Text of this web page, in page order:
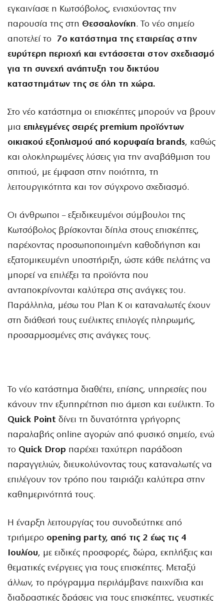
εγκαινίασε η Κωτσόβολος, ενισχύοντας την
παρουσία της στη Θεσσαλονίκη. Το νέο σημείο
αποτελεί το
7ο κατάστημα της εταιρείας στην
ευρύτερη περιοχή και εντάσσεται στον σχεδιασμό
για τη συνεχή ανάπτυξη του δικτύου
καταστημάτων της σε όλη τη χώρα.
Στο νέο κατάστημα οι επισκέπτες μπορούν να βρουν
μια επιλεγμένες σειρές premium προϊόντων
οικιακού εξοπλισμού από κορυφαία brands, καθώς
και ολοκληρωμένες λύσεις για την αναβάθμιση του
σπιτιού, με έμφαση στην ποιότητα, τη
λειτουργικότητα και τον σύγχρονο σχεδιασμό.
Οι άνθρωποι – εξειδικευμένοι σύμβουλοι της
Κωτσόβολος βρίσκονται δίπλα στους επισκέπτες,
παρέχοντας προσωποποιημένη καθοδήγηση και
εξατομικευμένη υποστήριξη, ώστε κάθε πελάτης να
μπορεί να επιλέξει τα προϊόντα που
ανταποκρίνονται καλύτερα στις ανάγκες του.
Παράλληλα, μέσω του Plan K οι καταναλωτές έχουν
στη διάθεσή τους ευέλικτες επιλογές πληρωμής,
προσαρμοσμένες στις ανάγκες τους.
Το νέο κατάστημα διαθέτει, επίσης, υπηρεσίες που
κάνουν την εξυπηρέτηση πιο άμεση και ευέλικτη. Το
Quick Point δίνει τη δυνατότητα γρήγορης
παραλαβής online αγορών από φυσικό σημείο, ενώ
το Quick Drop παρέχει ταχύτερη παράδοση
παραγγελιών, διευκολύνοντας τους καταναλωτές να
επιλέγουν τον τρόπο που ταιριάζει καλύτερα στην
καθημερινότητά τους.
Η έναρξη λειτουργίας του συνοδεύτηκε από
τριήμερο opening party, από τις 2 έως τις 4
Ιουλίου, με ειδικές προσφορές, δώρα, εκπλήξεις και
θεματικές ενέργειες για τους επισκέπτες. Μεταξύ
άλλων, το πρόγραμμα περιλάμβανε παιχνίδια και
διαδραστικές δράσεις για τους επισκέπτες, γευστικές